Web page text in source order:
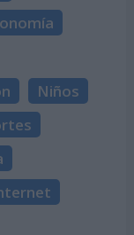
Niños